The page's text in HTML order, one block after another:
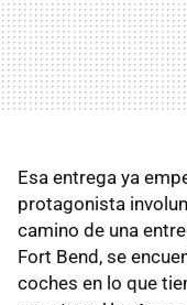
Esa entrega ya
protagonista
camino de una
Fort Bend, se
coches en lo que